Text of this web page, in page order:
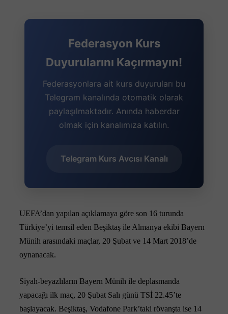
Federasyon Kurs
Duyurularını Kaçırmayın!
Federasyonlara ait kurs duyuruları bu
Telegram kanalında otomatik olarak
paylaşılmaktadır. Anında haberdar
olmak için kanalımıza katılın.
Telegram Kurs Avcısı Kanalı
UEFA’dan yapılan açıklamaya göre son 16 turunda
Türkiye’yi temsil eden Beşiktaş ile Almanya ekibi Bayern
Münih arasındaki maçlar, 20 Şubat ve 14 Mart 2018’de
oynanacak.
Siyah-beyazlıların Bayern Münih ile deplasmanda
yapacağı ilk maç, 20 Şubat Salı günü TSİ 22.45’te
başlayacak. Beşiktaş, Vodafone Park’taki rövanşta ise 14